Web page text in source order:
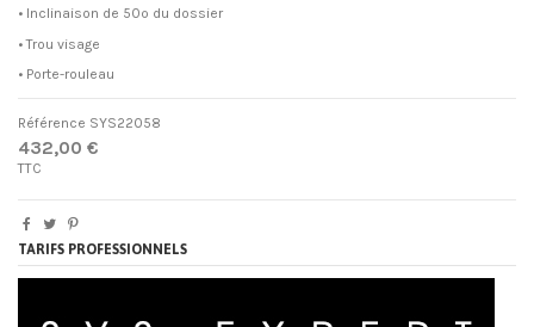
• Inclinaison de 50º du dossier
• Trou visage
• Porte-rouleau
Référence SYS22058
432,00 €
TTC
TARIFS PROFESSIONNELS